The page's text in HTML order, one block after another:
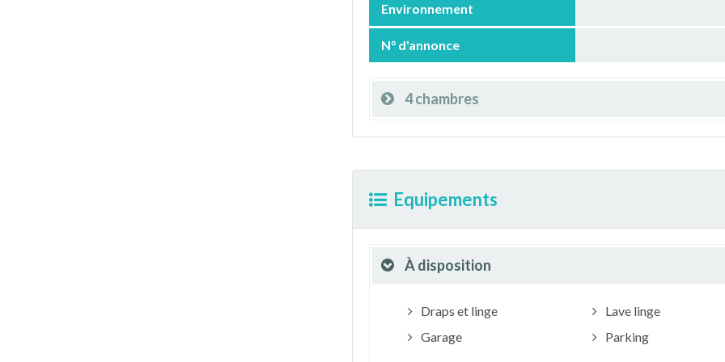
Environnement
N° d'annonce
4 chambres
Equipements
À disposition
Draps et linge
Garage
Lave linge
Parking